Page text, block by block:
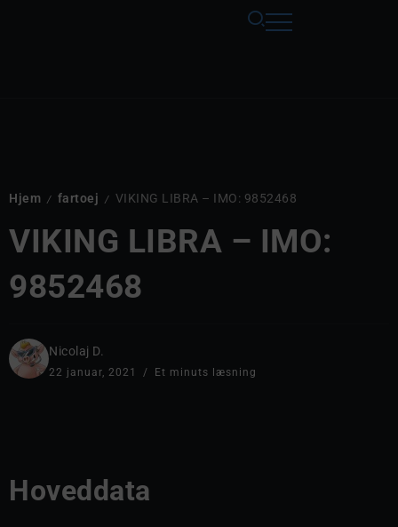
Hjem / fartoej / VIKING LIBRA – IMO: 9852468
VIKING LIBRA – IMO:
9852468
Nicolaj D.
22 januar, 2021 Et minuts læsning
Hoveddata